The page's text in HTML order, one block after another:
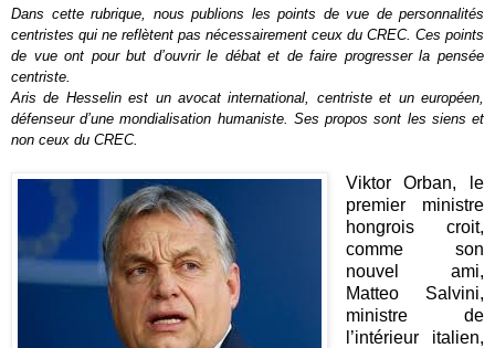
Dans cette rubrique, nous publions les points de vue de personnalités
centristes qui ne reflètent pas nécessairement ceux du CREC. Ces points
de vue ont pour but d’ouvrir le débat et de faire progresser la pensée
centriste.
Aris de Hesselin est un avocat international, centriste et un européen,
défenseur d’une mondialisation humaniste. Ses propos sont les siens et
non ceux du CREC.
Viktor Orban, le
premier ministre
hongrois croit,
comme son
nouvel ami,
Matteo Salvini,
ministre de
l’intérieur italien,